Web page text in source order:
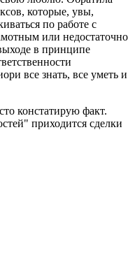
которые, увы,
по работе с
или недостаточно
в принципе
все знать, все уметь и
констатирую факт.
приходится сделки